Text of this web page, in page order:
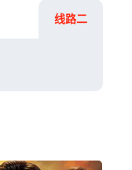
线路二